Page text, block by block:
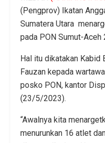
(Pengprov) Ikatan
Sumatera Utara
pada PON Sumut-Aceh
Hal itu dikatakan Kabid
Fauzan kepada
posko PON, kantor
(23/5/2023).
“Awalnya kita
menurunkan 16 atlet